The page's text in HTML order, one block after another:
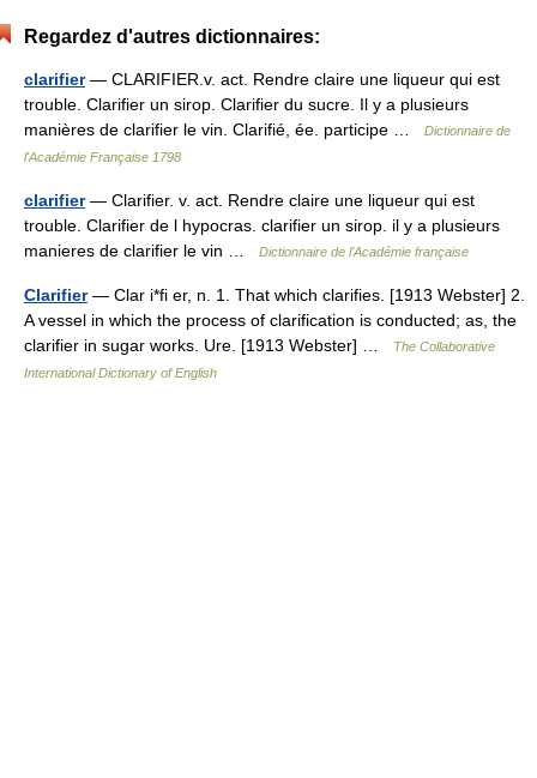
Regardez d'autres dictionnaires:
clarifier— CLARIFIER.v. act. Rendre claire une liqueur qui est
trouble. Clarifier un sirop. Clarifier du sucre. Il y a plusieurs
manières de clarifier le vin. Clarifié, ée. participe …
Dictionnaire de
l'Académie Française 1798
clarifier— Clarifier. v. act. Rendre claire une liqueur qui est
trouble. Clarifier de l hypocras. clarifier un sirop. il y a plusieurs
manieres de clarifier le vin …
Dictionnaire de l'Académie française
Clarifier— Clar i*fi er, n. 1. That which clarifies. [1913 Webster] 2.
A vessel in which the process of clarification is conducted; as, the
clarifier in sugar works. Ure. [1913 Webster] …
The Collaborative
International Dictionary of English